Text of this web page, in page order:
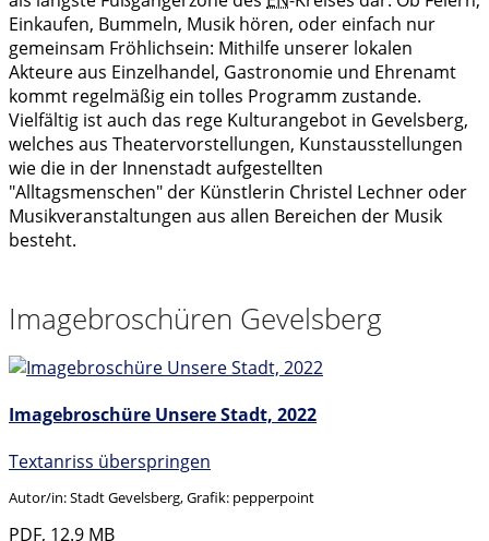
Einkaufen, Bummeln, Musik hören, oder einfach nur
gemeinsam Fröhlichsein: Mithilfe unserer lokalen
Akteure aus Einzelhandel, Gastronomie und Ehrenamt
kommt regelmäßig ein tolles Programm zustande.
Vielfältig ist auch das rege Kulturangebot in Gevelsberg,
welches aus Theatervorstellungen, Kunstausstellungen
wie die in der Innenstadt aufgestellten
"Alltagsmenschen" der Künstlerin Christel Lechner oder
Musikveranstaltungen aus allen Bereichen der Musik
besteht.
Imagebroschüren Gevelsberg
Imagebroschüre Unsere Stadt, 2022
Textanriss überspringen
Autor/in: Stadt Gevelsberg, Grafik: pepperpoint
PDF, 12.9 MB